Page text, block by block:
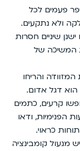
פעמים לכל
ולא נתקעים.
שיניים חסרות
המשיכה של
והריחו
הוא דגל אדום.
קרעים, כתמים
הפנימיות, ודאו
כראוי.
מנעול קומבינציה